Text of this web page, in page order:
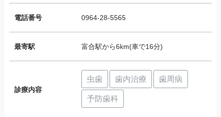
電話番号 0964-28-5565
最寄駅 富合駅から6km(車で16分)
診療内容
虫歯 歯内治療 歯周病
予防歯科